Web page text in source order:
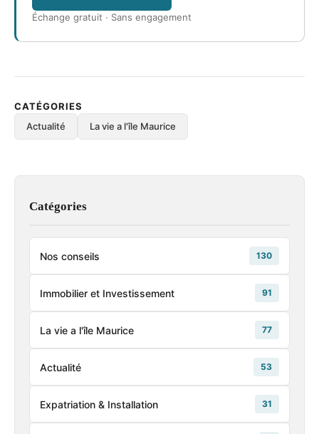
Échange gratuit · Sans engagement
CATÉGORIES
Actualité
La vie a l'île Maurice
Catégories
Nos conseils 130
Immobilier et Investissement 91
La vie a l'île Maurice 77
Actualité 53
Expatriation & Installation 31